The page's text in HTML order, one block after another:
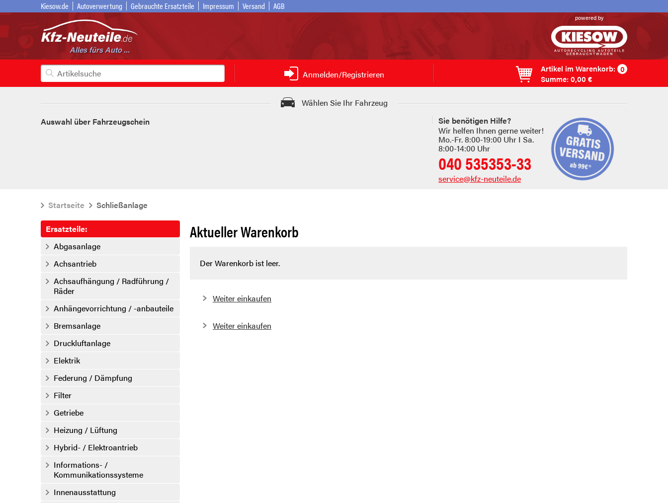
Kiesow.de Autoverwertung Gebrauchte Ersatzteile Impressum Versand AGB
Alles fürs Auto ...
powered by
Anmelden/Registrieren
Artikel im Warenkorb: 0
Summe: 0,00 €
Wählen Sie Ihr Fahrzeug
Auswahl über Fahrzeugschein
Sie benötigen Hilfe?
Wir helfen Ihnen gerne weiter!
Mo.-Fr. 8:00-19:00 Uhr I Sa.
8:00-14:00 Uhr
040 535353-33
service@kfz-neuteile.de
Startseite Schließanlage
Ersatzteile:
Abgasanlage
Achsantrieb
Achsaufhängung / Radführung /
Räder
Anhängevorrichtung / -anbauteile
Bremsanlage
Druckluftanlage
Elektrik
Federung / Dämpfung
Filter
Getriebe
Heizung / Lüftung
Hybrid- / Elektroantrieb
Informations- /
Kommunikationssysteme
Innenausstattung
Aktueller Warenkorb
Der Warenkorb ist leer.
Weiter einkaufen
Weiter einkaufen